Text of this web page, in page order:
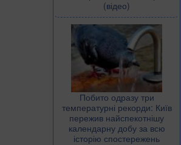
(відео)
Побито одразу три
температурні рекорди: Київ
пережив найспекотнішу
календарну добу за всю
історію спостережень